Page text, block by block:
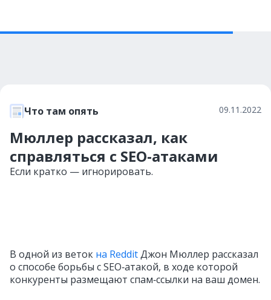
Что там опять 09.11.2022
Мюллер рассказал, как
справляться с SEO-атаками
Если кратко — игнорировать.
В одной из веток на RedditДжон Мюллер рассказал
о способе борьбы с SEO‑атакой, в ходе которой
конкуренты размещают спам‑ссылки на ваш домен.